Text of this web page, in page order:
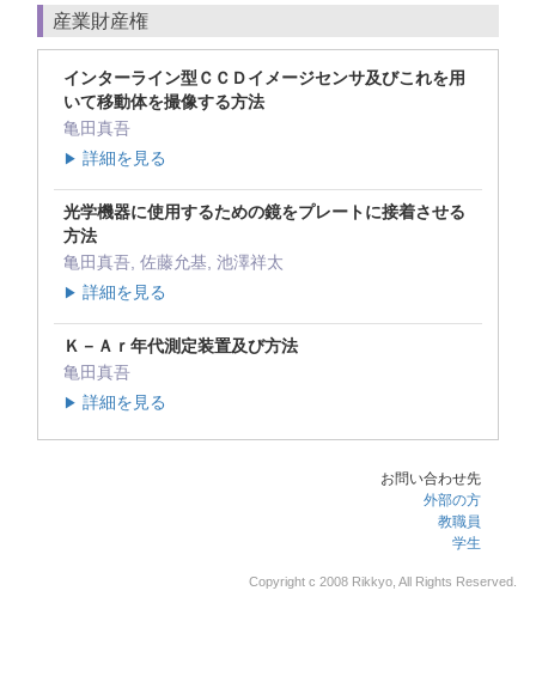
産業財産権
インターライン型ＣＣＤイメージセンサ及びこれを用
いて移動体を撮像する方法
亀田真吾
▶ 詳細を見る
光学機器に使用するための鏡をプレートに接着させる
方法
亀田真吾, 佐藤允基, 池澤祥太
▶ 詳細を見る
Ｋ－Ａｒ年代測定装置及び方法
亀田真吾
▶ 詳細を見る
お問い合わせ先
外部の方
教職員
学生
Copyright c 2008 Rikkyo, All Rights Reserved.